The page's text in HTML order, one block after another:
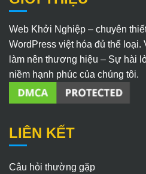
Web Khởi Nghiệp – chuyên
WordPress việt hóa đủ thể
làm nên thương hiệu – Sự hài
niềm hạnh phúc của chúng tôi.
LIÊN KẾT
Câu hỏi thường gặp